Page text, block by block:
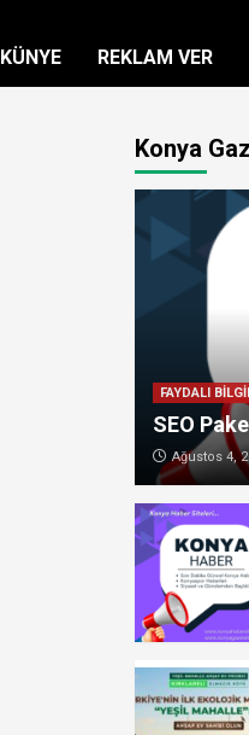
KÜNYE REKLAM VER
Konya
FAYDALI
SEO
Ağustos 4,